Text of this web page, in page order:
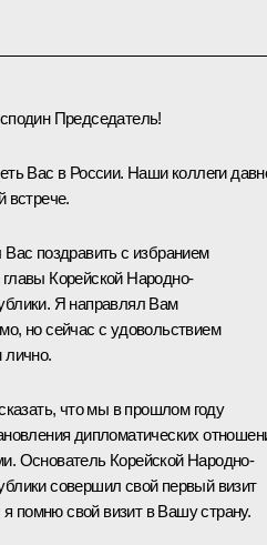
Председатель!
Вас в России. Наши коллеги
встрече.
поздравить с избранием
Корейской Народно-
Я направлял Вам
но сейчас с удовольствием
лично.
что мы в прошлом году
дипломатических
Основатель Корейской Народно-
совершил свой первый визит
помню свой визит в Вашу страну.